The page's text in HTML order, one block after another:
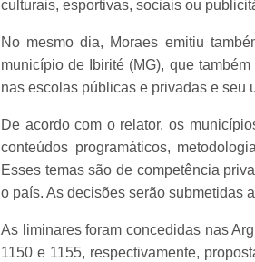
culturais, esportivas, sociais ou
No mesmo dia, Moraes emitiu
município de Ibirité (MG), que
nas escolas públicas e privadas e seu
De acordo com o relator, os
conteúdos programáticos,
Esses temas são de competência
o país. As decisões serão submetidas
As liminares foram concedidas nas
1150 e 1155, respectivamente,